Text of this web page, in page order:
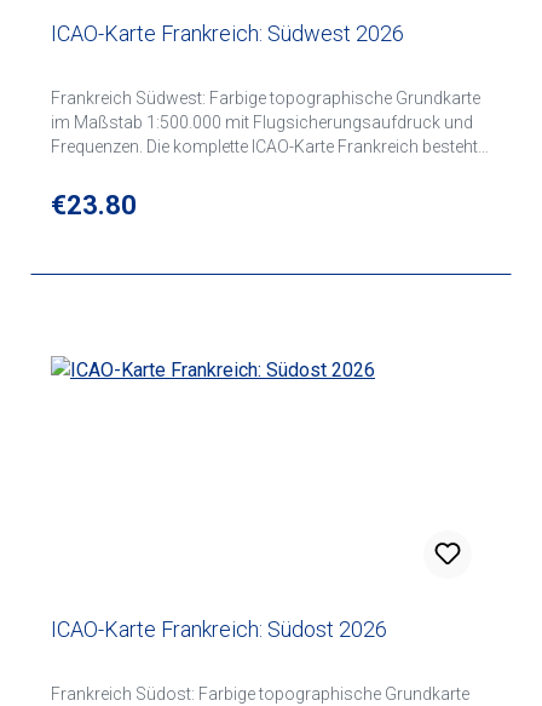
ICAO-Karte Frankreich: Südwest 2026
Frankreich Südwest: Farbige topographische Grundkarte
im Maßstab 1:500.000 mit Flugsicherungsaufdruck und
Frequenzen. Die komplette ICAO-Karte Frankreich besteht
Südwest Südost
Regular price:
€23.80
ICAO-Karte Frankreich: Südost 2026
Frankreich Südost: Farbige topographische Grundkarte